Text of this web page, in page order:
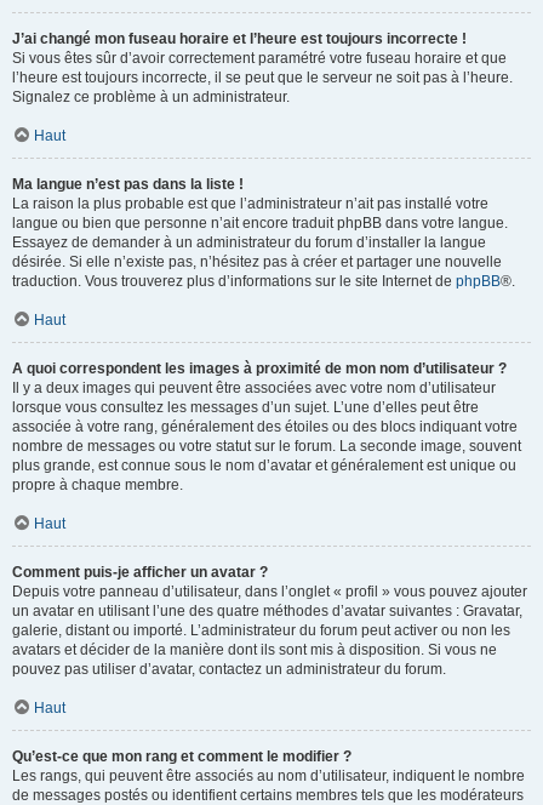
J’ai changé mon fuseau horaire et l’heure est toujours incorrecte !
Si vous êtes sûr d’avoir correctement paramétré votre fuseau horaire et que
l’heure est toujours incorrecte, il se peut que le serveur ne soit pas à l’heure.
Signalez ce problème à un administrateur.
Haut
Ma langue n’est pas dans la liste !
La raison la plus probable est que l’administrateur n’ait pas installé votre
langue ou bien que personne n’ait encore traduit phpBB dans votre langue.
Essayez de demander à un administrateur du forum d’installer la langue
désirée. Si elle n’existe pas, n’hésitez pas à créer et partager une nouvelle
traduction. Vous trouverez plus d’informations sur le site Internet de phpBB®.
Haut
A quoi correspondent les images à proximité de mon nom d’utilisateur ?
Il y a deux images qui peuvent être associées avec votre nom d’utilisateur
lorsque vous consultez les messages d’un sujet. L’une d’elles peut être
associée à votre rang, généralement des étoiles ou des blocs indiquant votre
nombre de messages ou votre statut sur le forum. La seconde image, souvent
plus grande, est connue sous le nom d’avatar et généralement est unique ou
propre à chaque membre.
Haut
Comment puis-je afficher un avatar ?
Depuis votre panneau d’utilisateur, dans l’onglet « profil » vous pouvez ajouter
un avatar en utilisant l’une des quatre méthodes d’avatar suivantes : Gravatar,
galerie, distant ou importé. L’administrateur du forum peut activer ou non les
avatars et décider de la manière dont ils sont mis à disposition. Si vous ne
pouvez pas utiliser d’avatar, contactez un administrateur du forum.
Haut
Qu’est-ce que mon rang et comment le modifier ?
Les rangs, qui peuvent être associés au nom d’utilisateur, indiquent le nombre
de messages postés ou identifient certains membres tels que les modérateurs